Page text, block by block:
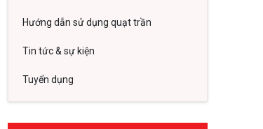
Hướng dẫn sử dụng quạt trần
Tin tức & sự kiện
Tuyển dụng